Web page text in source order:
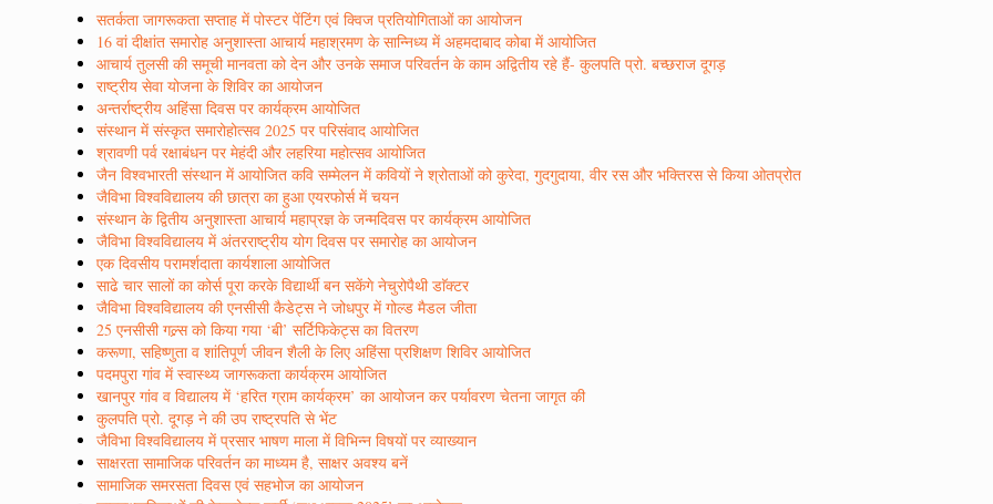
सतर्कता जागरूकता सप्ताह में पोस्टर पेंटिंग एवं क्विज प्रतियोगिताओं का आयोजन
16 वां दीक्षांत समारोह अनुशास्ता आचार्य महाश्रमण के सान्निध्य में अहमदाबाद कोबा में आयोजित
आचार्य तुलसी की समूची मानवता को देन और उनके समाज परिवर्तन के काम अद्वितीय रहे हैं- कुलपति प्रो. बच्छराज दूगड़
राष्ट्रीय सेवा योजना के शिविर का आयोजन
अन्तर्राष्ट्रीय अहिंसा दिवस पर कार्यक्रम आयोजित
संस्थान में संस्कृत समारोहोत्सव 2025 पर परिसंवाद आयोजित
श्रावणी पर्व रक्षाबंधन पर मेहंदी और लहरिया महोत्सव आयोजित
जैन विश्वभारती संस्थान में आयोजित कवि सम्मेलन में कवियों ने श्रोताओं को कुरेदा, गुदगुदाया, वीर रस और भक्तिरस से किया ओतप्रोत
जैविभा विश्वविद्यालय की छात्रा का हुआ एयरफोर्स में चयन
संस्थान के द्वितीय अनुशास्ता आचार्य महाप्रज्ञ के जन्मदिवस पर कार्यक्रम आयोजित
जैविभा विश्वविद्यालय में अंतरराष्ट्रीय योग दिवस पर समारोह का आयोजन
एक दिवसीय परामर्शदाता कार्यशाला आयोजित
साढे चार सालों का कोर्स पूरा करके विद्यार्थी बन सकेंगे नेचुरोपैथी डाॅक्टर
जैविभा विश्वविद्यालय की एनसीसी कैडेट्स ने जोधपुर में गोल्ड मैडल जीता
25 एनसीसी गल्र्स को किया गया ‘बी’ सर्टिफिकेट्स का वितरण
करूणा, सहिष्णुता व शांतिपूर्ण जीवन शैली के लिए अहिंसा प्रशिक्षण शिविर आयोजित
पदमपुरा गांव में स्वास्थ्य जागरूकता कार्यक्रम आयोजित
खानपुर गांव व विद्यालय में ‘हरित ग्राम कार्यक्रम’ का आयोजन कर पर्यावरण चेतना जागृत की
कुलपति प्रो. दूगड़ ने की उप राष्ट्रपति से भेंट
जैविभा विश्वविद्यालय में प्रसार भाषण माला में विभिन्न विषयों पर व्याख्यान
साक्षरता सामाजिक परिवर्तन का माध्यम है, साक्षर अवश्य बनें
सामाजिक समरसता दिवस एवं सहभोज का आयोजन